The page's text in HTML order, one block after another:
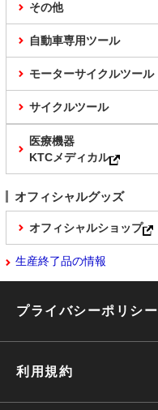
その他
自動車専用ツール
モーターサイクルツール
サイクルツール
医療機器
KTCメディカル
オフィシャルグッズ
オフィシャルショップ
生産終了品の情報
プライバシーポリシー
利用規約